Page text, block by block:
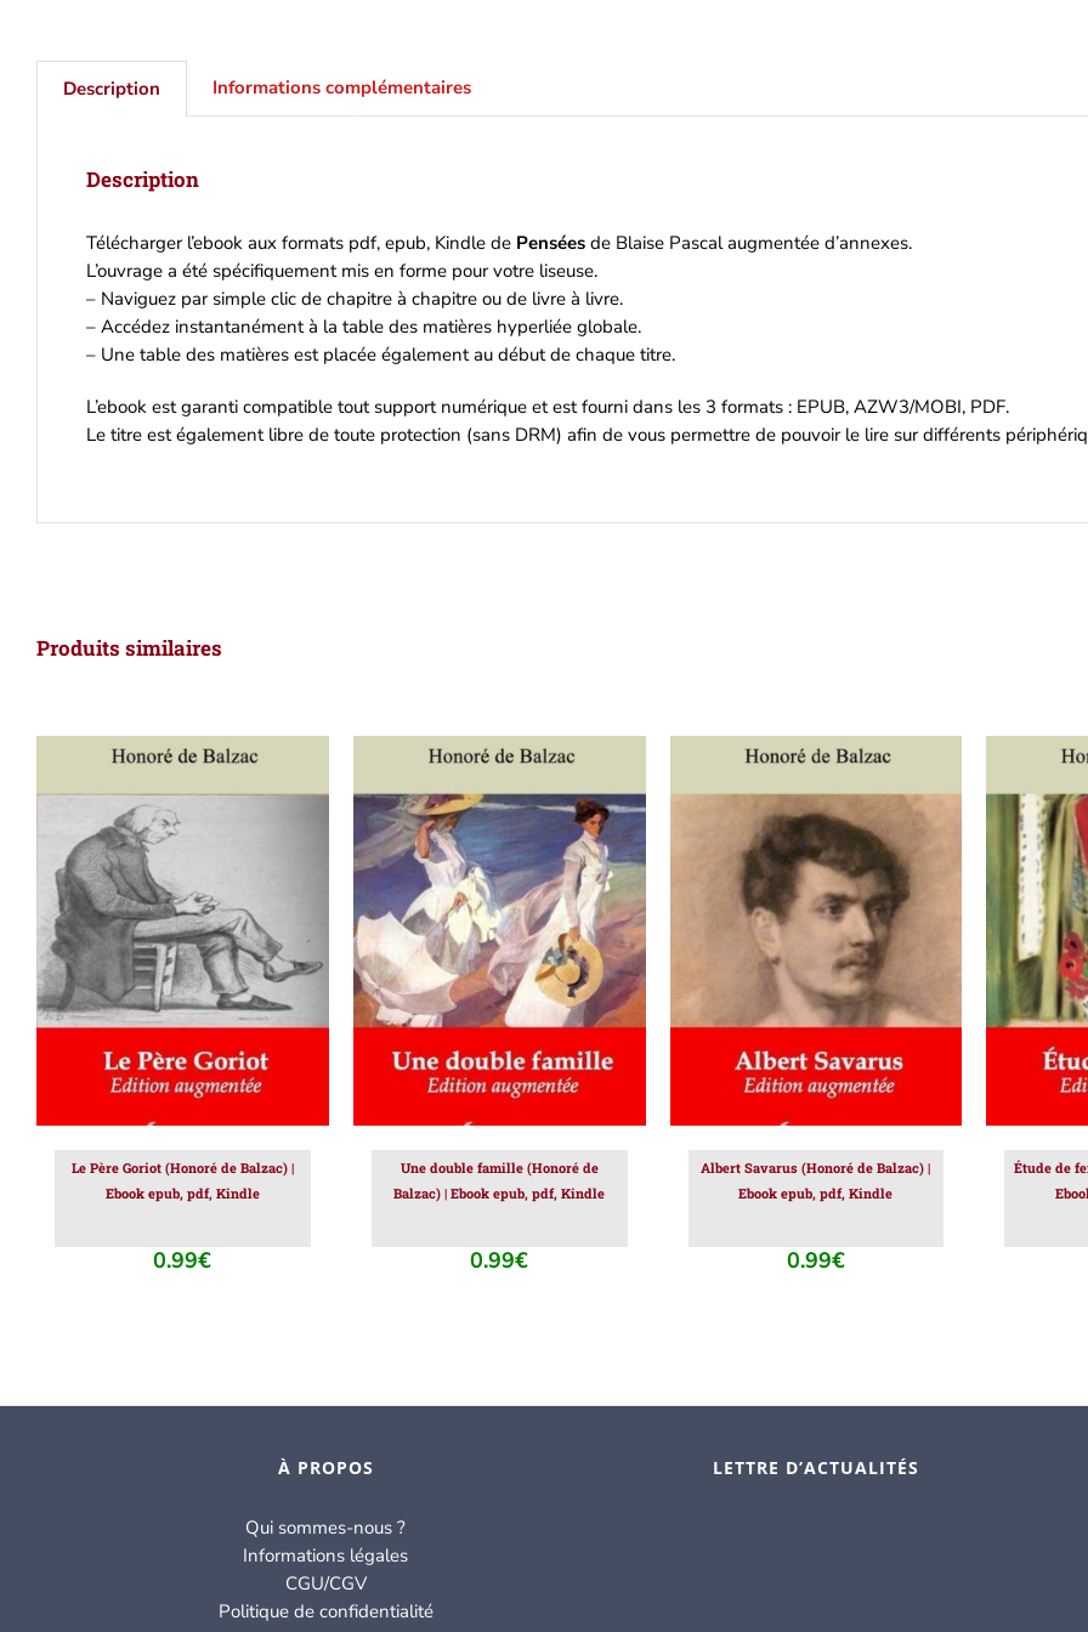
Description Informations complémentaires
Description
Télécharger l’ebook aux formats pdf, epub, Kindle de Pensées de Blaise Pascal augmentée d’annexes.
L’ouvrage a été spécifiquement mis en forme pour votre liseuse.
– Naviguez par simple clic de chapitre à chapitre ou de livre à livre.
– Accédez instantanément à la table des matières hyperliée globale.
– Une table des matières est placée également au début de chaque titre.
L’ebook est garanti compatible tout support numérique et est fourni dans les 3 formats : EPUB, AZW3/MOBI, PDF.
Le titre est également libre de toute protection (sans DRM) afin de vous permettre de pouvoir le lire sur différents
Produits similaires
AJOUTER AU PANIER
DÉTAILS
Le Père Goriot (Honoré de Balzac) |
Ebook epub, pdf, Kindle
0.99€
AJOUTER AU PANIER
/
DÉTAILS
Une double famille (Honoré de
Balzac) | Ebook epub, pdf, Kindle
0.99€
AJOUTER AU PANIER
DÉTAILS
Albert Savarus (Honoré de Balzac) |
Ebook epub, pdf, Kindle
0.99€
Étude de
À PROPOS
Qui sommes-nous ?
Informations légales
CGU/CGV
Politique de confidentialité
LETTRE D’ACTUALITÉS